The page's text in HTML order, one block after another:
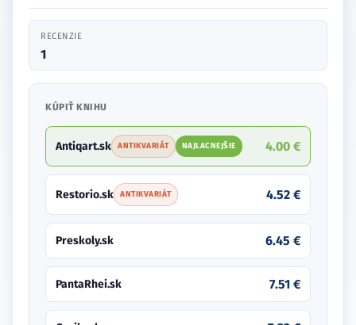
RECENZIE
1
KÚPIŤ KNIHU
Antiqart.sk ANTIKVARIÁT NAJLACNEJŠIE 4.00 €
Restorio.sk ANTIKVARIÁT 4.52 €
Preskoly.sk 6.45 €
PantaRhei.sk 7.51 €